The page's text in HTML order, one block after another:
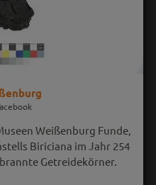
Weißenburg Funde,
Biriciana im Jahr 254
Getreidekörner.